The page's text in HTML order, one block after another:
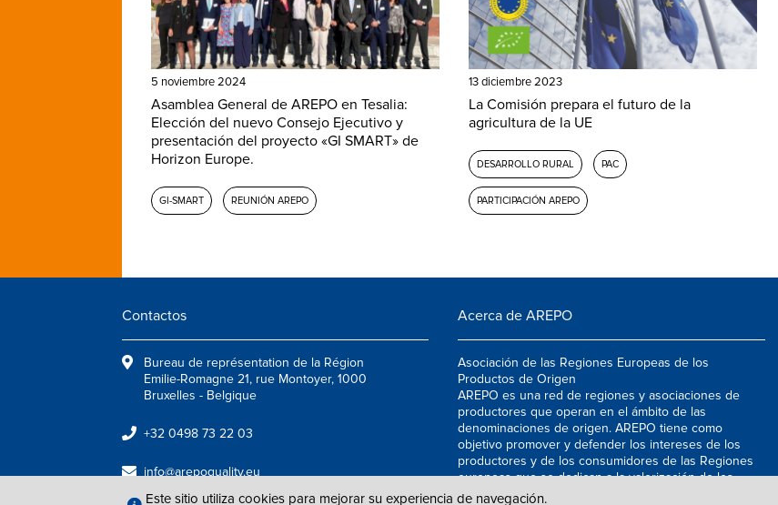
5 noviembre 2024
Asamblea General de AREPO en Tesalia:
Elección del nuevo Consejo Ejecutivo y
presentación del proyecto «GI SMART» de
Horizon Europe.
GI-SMART REUNIÓN AREPO
13 diciembre 2023
La Comisión prepara el futuro de la
agricultura de la UE
DESARROLLO RURAL PAC
PARTICIPACIÓN AREPO
Contactos
Bureau de représentation de la Région
Emilie-Romagne 21, rue Montoyer, 1000
Bruxelles - Belgique
+32 0498 73 22 03
info@arepoquality.eu
Acerca de AREPO
Asociación de las Regiones Europeas de los
Productos de Origen
AREPO es una red de regiones y asociaciones de
productores que operan en el ámbito de las
denominaciones de origen. AREPO tiene como
objetivo promover y defender los intereses de los
productores y de los consumidores de las Regiones
europeas que se dedican a la valorización de los
productos agroalimentarios de calidad.
Este sitio utiliza cookies para mejorar su experiencia de navegación.